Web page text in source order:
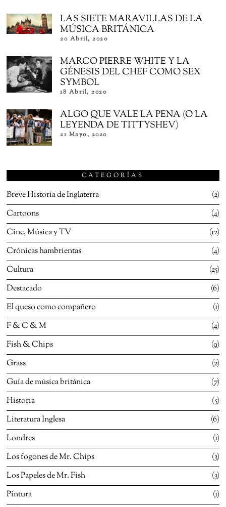
LAS SIETE MARAVILLAS DE LA
MÚSICA BRITÁNICA
20 Abril, 2020
MARCO PIERRE WHITE Y LA
GÉNESIS DEL CHEF COMO SEX
SYMBOL
18 Abril, 2020
ALGO QUE VALE LA PENA (O LA
LEYENDA DE TITTYSHEV)
21 Mayo, 2020
CATEGORÍAS
Breve Historia de Inglaterra
2
Cartoons
4
Cine, Música y TV
12
Crónicas hambrientas
4
Cultura
25
Destacado
6
El queso como compañero
1
F & C & M
4
Fish & Chips
9
Grass
2
Guía de música británica
7
Historia
5
Literatura Inglesa
6
Londres
1
Los fogones de Mr. Chips
3
Los Papeles de Mr. Fish
3
Pintura
1